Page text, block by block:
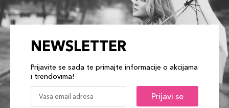
NEWSLETTER
Prijavite se sada te primajte informacije o akcijama
i trendovima!
Prijavi se